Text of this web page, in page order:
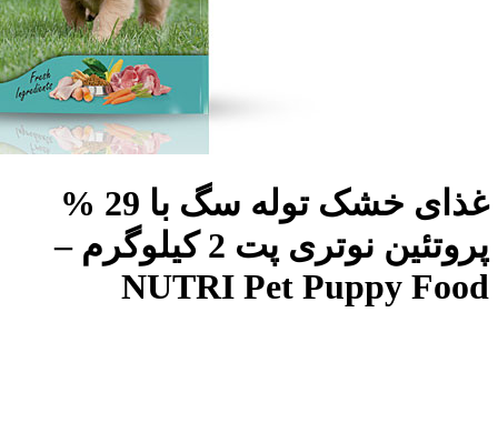
غذای خشک توله سگ با 29 %
پروتئین نوتری پت 2 کیلوگرم –
NUTRI Pet Puppy Food